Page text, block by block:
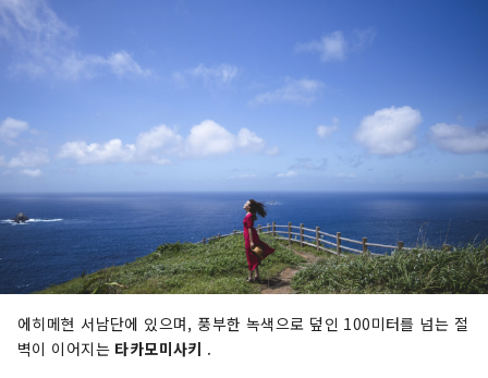
에히메현 서남단에 있으며, 풍부한 녹색으로 덮인 100미터를 넘는 절
벽이 이어지는 타카모미사키 .